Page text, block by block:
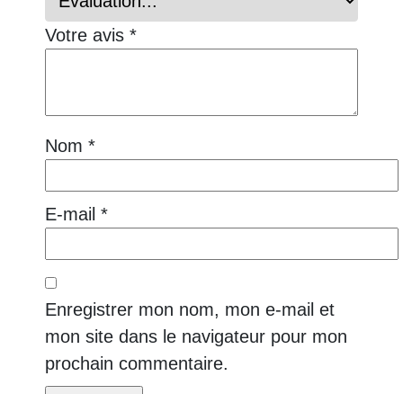
Votre avis *
Nom *
E-mail *
Enregistrer mon nom, mon e-mail et
mon site dans le navigateur pour mon
prochain commentaire.